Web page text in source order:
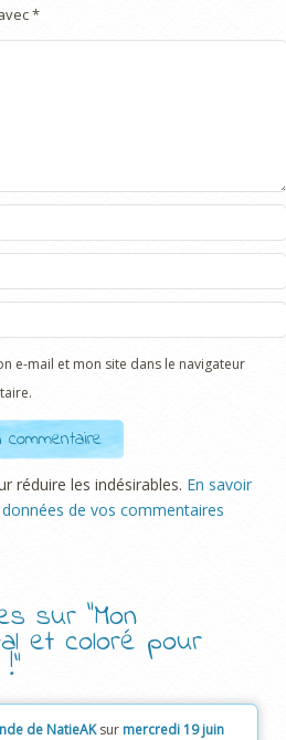
*
e-mail et mon site dans le navigateur
réduire les indésirables. En savoir
de vos commentaires
sur “Mon
et coloré pour
!”
de NatieAKsur mercredi 19 juin